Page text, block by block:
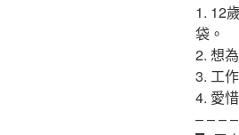
1. 12
袋。
2. 想
3. 工
4. 愛
– – –